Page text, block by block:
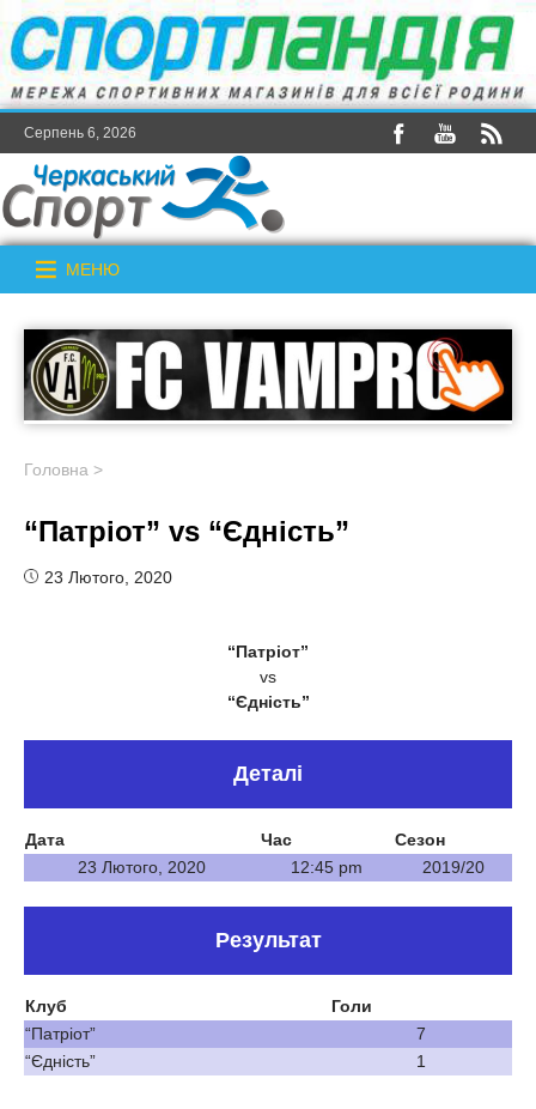
Серпень 6, 2026
МЕНЮ
Головна >
“Патріот” vs “Єдність”
23 Лютого, 2020
“Патріот”
vs
“Єдність”
Деталі
Дата Час
Сезон
23 Лютого, 2020
12:45 pm 2019/20
Результат
Клуб
Голи
“Патріот”
7
“Єдність”
1